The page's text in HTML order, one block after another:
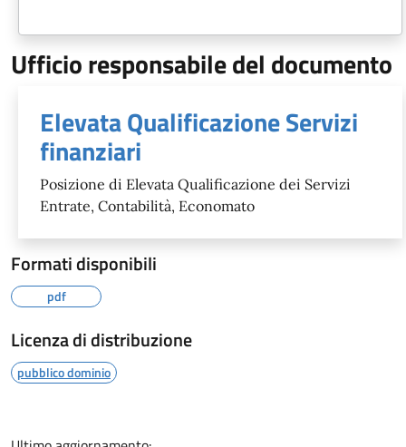
Ufficio responsabile del documento
Elevata Qualificazione Servizi
finanziari
Posizione di Elevata Qualificazione dei Servizi
Entrate, Contabilità, Economato
Formati disponibili
pdf
Licenza di distribuzione
pubblico dominio